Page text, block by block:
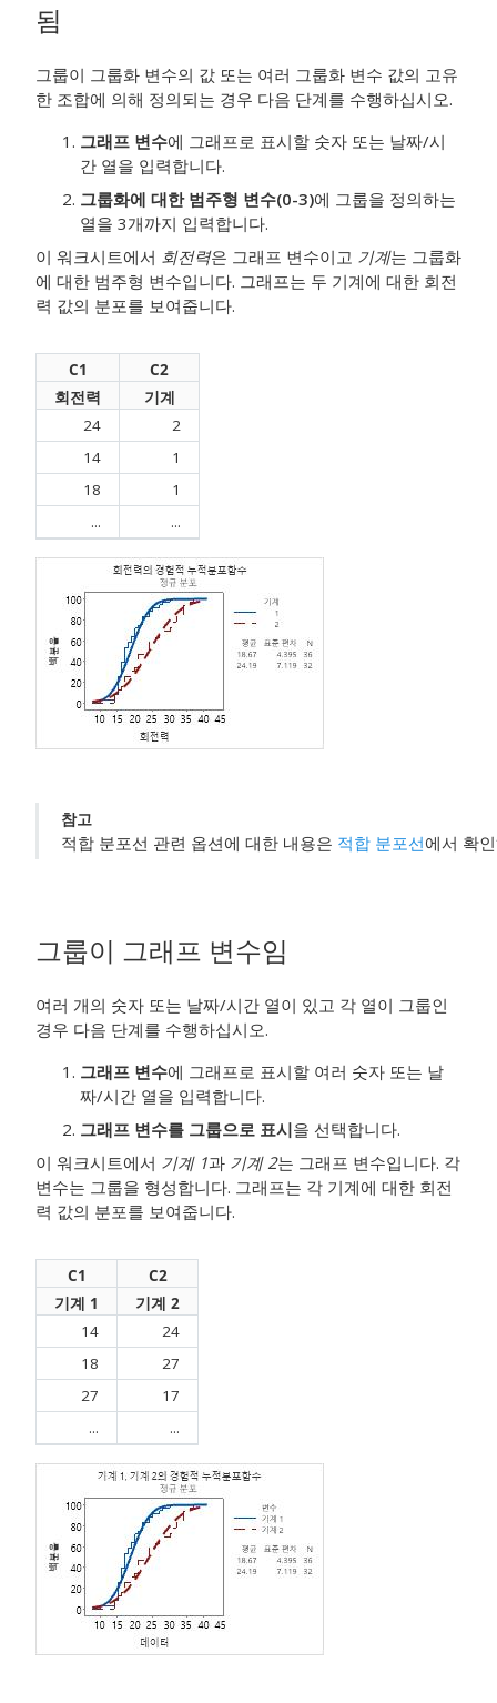
됨
그룹이 그룹화 변수의 값 또는 여러 그룹화 변수 값의 고유
한 조합에 의해 정의되는 경우 다음 단계를 수행하십시오.
그래프 변수에 그래프로 표시할 숫자 또는 날짜/시
간 열을 입력합니다.
그룹화에 대한 범주형 변수(0-3)에 그룹을 정의하는
열을 3개까지 입력합니다.
이 워크시트에서 회전력은 그래프 변수이고 기계는 그룹화
에 대한 범주형 변수입니다. 그래프는 두 기계에 대한 회전
력 값의 분포를 보여줍니다.
C1
C2
회전력
기계
24
2
14
1
18
1
...
...
참고
적합 분포선 관련 옵션에 대한 내용은 적합 분포선에서 확
그룹이 그래프 변수임
여러 개의 숫자 또는 날짜/시간 열이 있고 각 열이 그룹인
경우 다음 단계를 수행하십시오.
그래프 변수에 그래프로 표시할 여러 숫자 또는 날
짜/시간 열을 입력합니다.
그래프 변수를 그룹으로 표시을 선택합니다.
이 워크시트에서 기계 1과 기계 2는 그래프 변수입니다. 각
변수는 그룹을 형성합니다. 그래프는 각 기계에 대한 회전
력 값의 분포를 보여줍니다.
C1
C2
기계 1
기계 2
14
24
18
27
27
17
...
...